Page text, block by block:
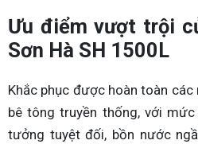
Ưu điểm vượt trội
Sơn Hà SH 1500L
Khắc phục được hoàn toàn
bê tông truyền thống, với
tưởng tuyệt đối, bồn nước